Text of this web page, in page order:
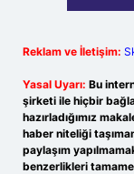
Reklam ve İletişim:
Yasal Uyarı: Bu
şirketi ile hiçbir
hazırladığımız
haber niteliği
paylaşım
benzerlikleri